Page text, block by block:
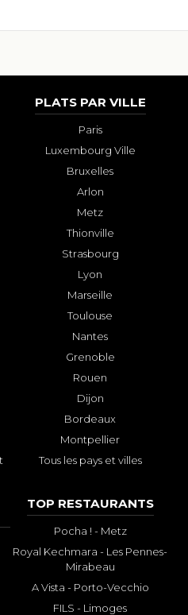
PLATS PAR VILLE
Paris
Luxembourg Ville
Bruxelles
Arlon
Metz
Thionville
Strasbourg
Lyon
Marseille
Toulouse
Nantes
Grenoble
Rouen
Dijon
Bordeaux
Montpellier
Tous les pays et villes
TOP RESTAURANTS
Pocha ! - Metz
Royal Kechmara - Les Pennes-
Mirabeau
A Vista - Porto-Vecchio
FILS - Limoges